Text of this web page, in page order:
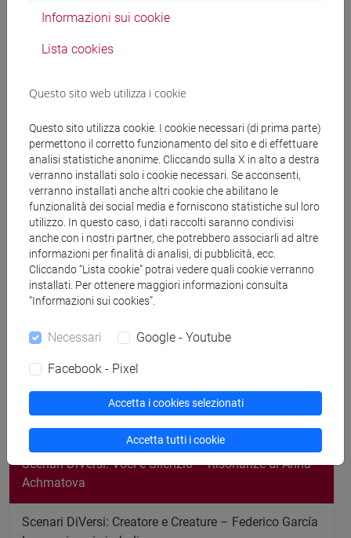
l’immaginazione teatrale. Con il supporto di ESU Venezia, da
novembre 2025 ad aprile 2026, gli studenti del Dipartimento
Santa Marta, dedicati a poeti e autori di lingue diverse. Gli
incontri nascono dal lavoro di gruppi di ricerca studenteschi,
supervisionati dai docenti del Dipartimento, e si propongono
di tradurre l’analisi critico-filologica e letteraria in forme di
racconto scenico, offrendo al pubblico un modo nuovo di
avvicinarsi alla poesia. I testi, concepiti come intrecci di
voce e riflessione, verranno interpretati da performer formati
all' Università Ca’ Foscari Venezia e al Centro Teatrale di
Ricerca di Venezia.
Scenari DiVersi è così uno spazio di incontro tra studio e
viva di parola condivisa — una forma di conoscenza che
prende corpo nella voce, nello spazio e nello sguardo di chi
ascolta.
Scenari DiVersi: Voci e Silenzio – Risonanze di Anna
Achmatova
Scenari DiVersi: Creatore e Creature – Federico García
Informazioni sui cookie
Lista cookies
Questo sito web utilizza i cookie
Questo sito utilizza cookie. I cookie necessari (di prima parte)
permettono il corretto funzionamento del sito e di effettuare
analisi statistiche anonime. Cliccando sulla X in alto a destra
verranno installati solo i cookie necessari. Se acconsenti,
verranno installati anche altri cookie che abilitano le
funzionalità dei social media e forniscono statistiche sul loro
utilizzo. In questo caso, i dati raccolti saranno condivisi
anche con i nostri partner, che potrebbero associarli ad altre
informazioni per finalità di analisi, di pubblicità, ecc.
Cliccando “Lista cookie” potrai vedere quali cookie verranno
installati. Per ottenere maggiori informazioni consulta
“Informazioni sui cookies”.
Necessari Google - Youtube
Facebook - Pixel
Accetta i cookies selezionati
Accetta tutti i cookie